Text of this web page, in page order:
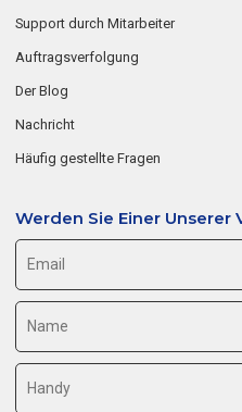
Support durch Mitarbeiter
Auftragsverfolgung
Der Blog
Nachricht
Häufig gestellte Fragen
Werden Sie Einer Unserer